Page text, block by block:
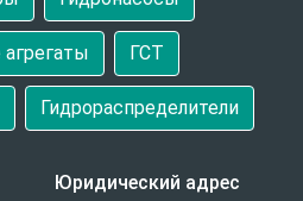
ГСТ
Гидрораспределители
Юридический адрес